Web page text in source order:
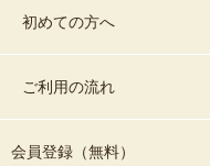
初めての方へ
ご利用の流れ
会員登録（無料）